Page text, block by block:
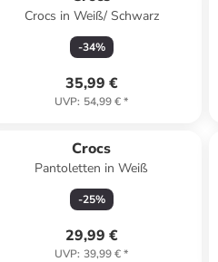
Crocs in Weiß/ Schwarz
-34%
35,99 €
UVP: 54,99 €*
Crocs
Pantoletten in Weiß
-25%
29,99 €
UVP: 39,99 €*